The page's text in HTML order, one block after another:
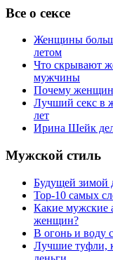
Все о сексе
Женщины
летом
Что скрывают
мужчины
Почему
Лучший секс в
лет
Ирина Шейк
Мужской стиль
Будущей зимой
Top-10 самых
Какие мужские
женщин?
В огонь и воду
Лучшие туфли,